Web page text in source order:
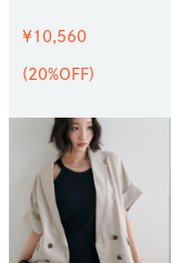
¥10,560
(20%OFF)